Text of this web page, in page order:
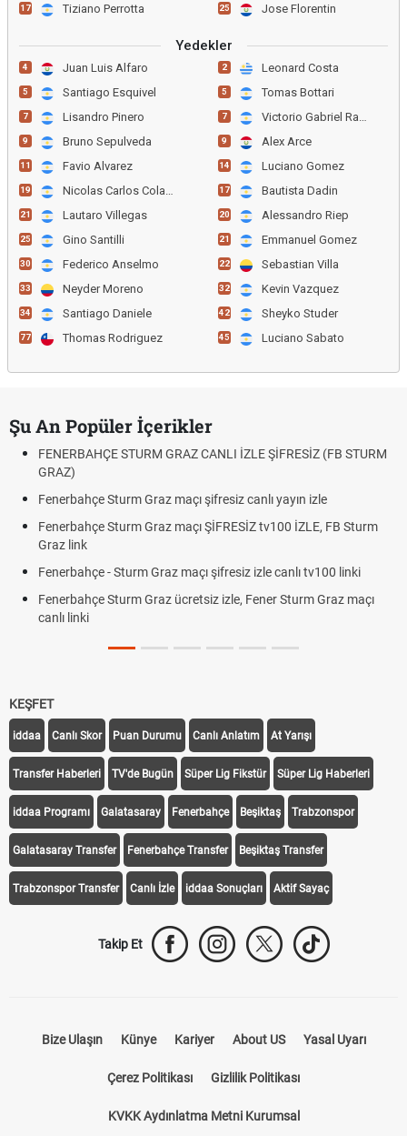
17 Tiziano Perrotta 25 Jose Florentin
Yedekler
4 Juan Luis Alfaro
5 Santiago Esquivel
7 Lisandro Pinero
9 Bruno Sepulveda
11 Favio Alvarez
19 Nicolas Carlos Colazo
21 Lautaro Villegas
25 Gino Santilli
30 Federico Anselmo
33 Neyder Moreno
34 Santiago Daniele
77 Thomas Rodriguez
2 Leonard Costa
5 Tomas Bottari
7 Victorio Gabriel Ramis
9 Alex Arce
14 Luciano Gomez
17 Bautista Dadin
20 Alessandro Riep
21 Emmanuel Gomez
22 Sebastian Villa
32 Kevin Vazquez
42 Sheyko Studer
45 Luciano Sabato
Şu An Popüler İçerikler
FENERBAHÇE STURM GRAZ CANLI İZLE ŞİFRESİZ (FB STURM
GRAZ)
Fenerbahçe Sturm Graz maçı şifresiz canlı yayın izle
Fenerbahçe Sturm Graz maçı ŞİFRESİZ tv100 İZLE, FB Sturm
Graz link
Fenerbahçe - Sturm Graz maçı şifresiz izle canlı tv100 linki
Fenerbahçe Sturm Graz ücretsiz izle, Fener Sturm Graz maçı
canlı linki
KEŞFET
iddaa Canlı Skor Puan Durumu Canlı Anlatım At Yarışı
Transfer Haberleri TV'de Bugün Süper Lig Fikstür Süper Lig Haberleri
iddaa Programı Galatasaray Fenerbahçe Beşiktaş Trabzonspor
Galatasaray Transfer Fenerbahçe Transfer Beşiktaş Transfer
Trabzonspor Transfer Canlı İzle iddaa Sonuçları Aktif Sayaç
Takip Et
Bize Ulaşın Künye Kariyer About US Yasal Uyarı
Çerez Politikası Gizlilik Politikası
KVKK Aydınlatma Metni Kurumsal